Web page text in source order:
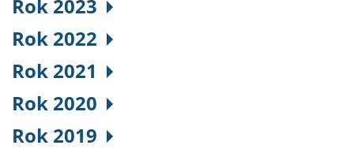
Rok 2023
Rok 2022
Rok 2021
Rok 2020
Rok 2019